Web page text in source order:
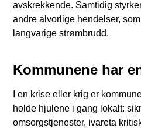
avskrekkende. Samtidig
andre alvorlige hendelser,
langvarige strømbrudd.
Kommunene har
I en krise eller krig er
holde hjulene i gang lokalt:
omsorgstjenester, ivareta